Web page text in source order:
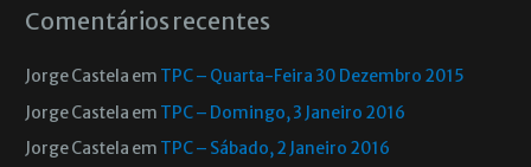
Comentários recentes
Jorge Castela em TPC – Quarta-Feira 30 Dezembro 2015
Jorge Castela em TPC – Domingo, 3 Janeiro 2016
Jorge Castela em TPC – Sábado, 2 Janeiro 2016